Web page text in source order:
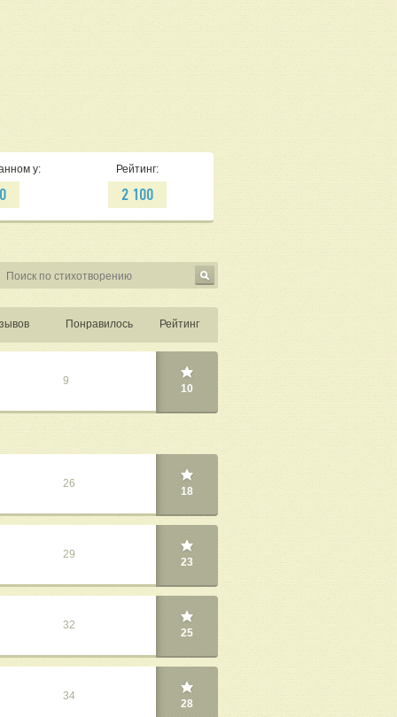
у:
0
Рейтинг:
2 100
Понравилось Рейтинг
9
10
26
18
29
23
32
25
34
28